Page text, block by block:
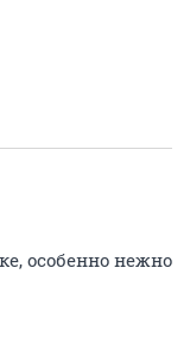
особенно нежно